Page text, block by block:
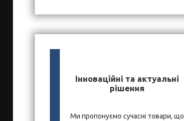
Інноваційні та актуальні
рішення
Ми пропонуємо сучасні товари, що